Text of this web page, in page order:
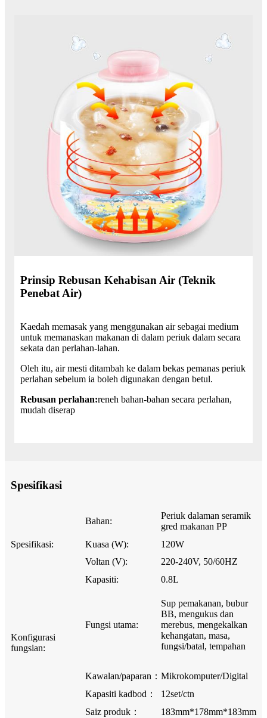
Prinsip Rebusan Kehabisan Air (Teknik
Penebat Air)
Kaedah memasak yang menggunakan air sebagai medium
untuk memanaskan makanan di dalam periuk dalam secara
sekata dan perlahan-lahan.
Oleh itu, air mesti ditambah ke dalam bekas pemanas periuk
perlahan sebelum ia boleh digunakan dengan betul.
Rebusan perlahan:reneh bahan-bahan secara perlahan,
mudah diserap
Spesifikasi
Spesifikasi:
Bahan:
Periuk dalaman seramik
gred makanan PP
Kuasa (W):
120W
Voltan (V):
220-240V, 50/60HZ
Kapasiti:
0.8L
Konfigurasi
fungsian:
Fungsi utama:
Sup pemakanan, bubur
BB, mengukus dan
merebus, mengekalkan
kehangatan, masa,
fungsi/batal, tempahan
Kawalan/paparan： Mikrokomputer/Digital
Kapasiti kadbod：
12set/ctn
Saiz produk： 183mm*178mm*183mm